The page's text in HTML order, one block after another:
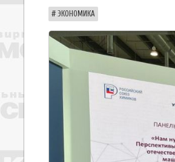
ЭКОНОМИКА